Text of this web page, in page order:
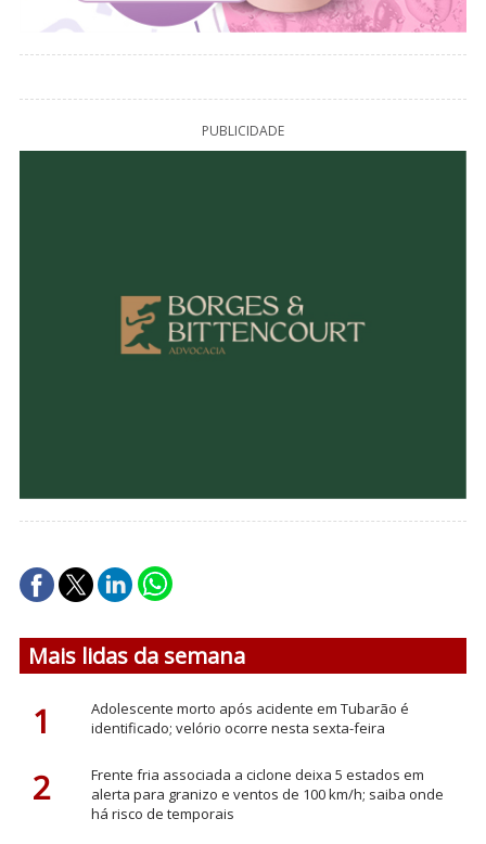
PUBLICIDADE
Mais lidas da semana
1
Adolescente morto após acidente em Tubarão é
identificado; velório ocorre nesta sexta-feira
2
Frente fria associada a ciclone deixa 5 estados em
alerta para granizo e ventos de 100 km/h; saiba onde
há risco de temporais